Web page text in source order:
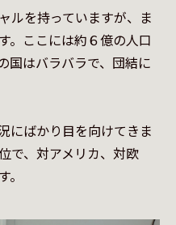
ルを持っていますが、ま
。ここには約６億の人口
国はバラバラで、団結に
にばかり目を向けてきま
で、対アメリカ、対欧